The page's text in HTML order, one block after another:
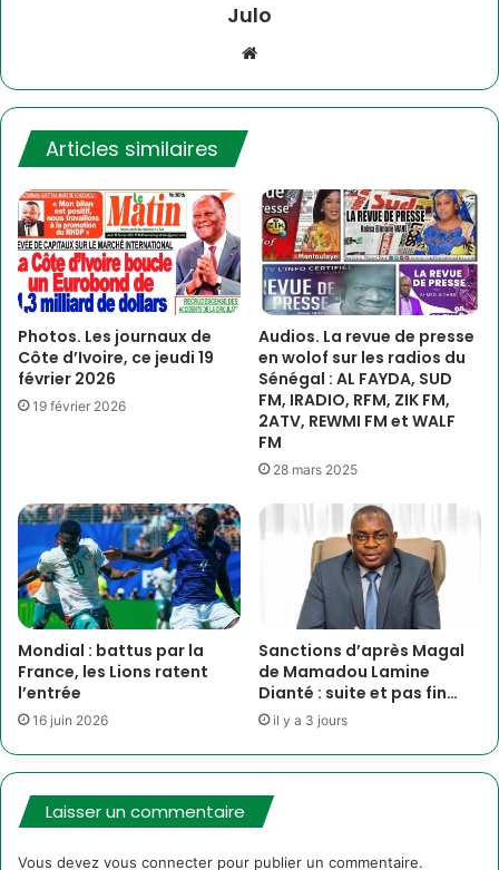
Julo
Articles similaires
Photos. Les journaux de
Côte d’Ivoire, ce jeudi 19
février 2026
19 février 2026
Audios. La revue de presse
en wolof sur les radios du
Sénégal : AL FAYDA, SUD
FM, IRADIO, RFM, ZIK FM,
2ATV, REWMI FM et WALF
FM
28 mars 2025
Mondial : battus par la
France, les Lions ratent
l’entrée
16 juin 2026
Sanctions d’après Magal
de Mamadou Lamine
Dianté : suite et pas fin…
il y a 3 jours
Laisser un commentaire
Vous devez vous connecter pour publier un commentaire.